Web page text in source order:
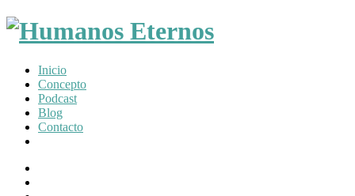
Somos
humanos,
pero
Dios
creó
mucho
Inicio
Concepto
Podcast
Blog
Contacto